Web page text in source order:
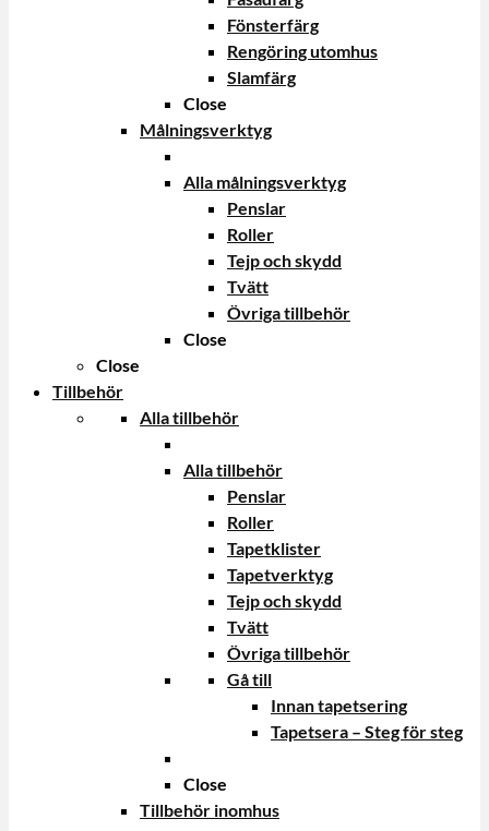
Fönsterfärg
Rengöring utomhus
Slamfärg
Close
Målningsverktyg
Alla målningsverktyg
Penslar
Roller
Tejp och skydd
Tvätt
Övriga tillbehör
Close
Close
Tillbehör
Alla tillbehör
Alla tillbehör
Penslar
Roller
Tapetklister
Tapetverktyg
Tejp och skydd
Tvätt
Övriga tillbehör
Gå till
Innan tapetsering
Tapetsera – Steg för steg
Close
Tillbehör inomhus